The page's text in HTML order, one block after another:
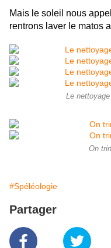
Mais le soleil nous
rentrons laver le matos
Le
On
#Spéléologie
Partager